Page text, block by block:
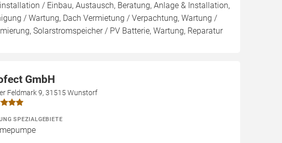
/ Einbau, Austausch, Beratung, Anlage & Installation,
/ Wartung, Dach Vermietung / Verpachtung, Wartung /
Solarstromspeicher / PV Batterie, Wartung, Reparatur
GmbH
Feldmark 9, 31515 Wunstorf
SPEZIALGEBIETE